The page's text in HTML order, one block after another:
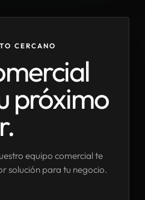
CERCANO
próximo
equipo comercial te
solución para tu negocio.